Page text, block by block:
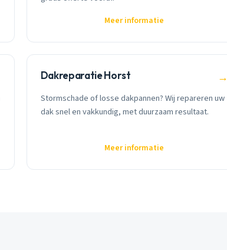
Meer informatie
Dakreparatie Horst →
Stormschade of losse dakpannen? Wij repareren uw
dak snel en vakkundig, met duurzaam resultaat.
Meer informatie